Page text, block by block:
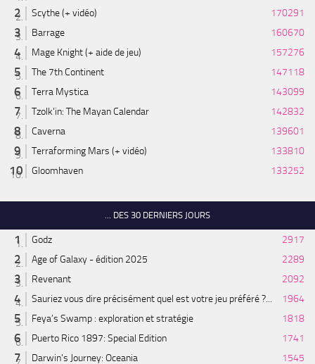
Scythe (+ vidéo)
170291
Barrage
160670
Mage Knight (+ aide de jeu)
157276
The 7th Continent
147118
Terra Mystica
143099
Tzolk'in: The Mayan Calendar
142832
Caverna
139601
Terraforming Mars (+ vidéo)
133810
Gloomhaven
133252
... DES 30 DERNIERS JOURS
Godz
2917
Age of Galaxy - édition 2025
2289
Revenant
2092
Sauriez vous dire précisément quel est votre jeu préféré ?...
1964
Feya’s Swamp : exploration et stratégie
1818
Puerto Rico 1897: Special Edition
1741
Darwin's Journey: Oceania
1545